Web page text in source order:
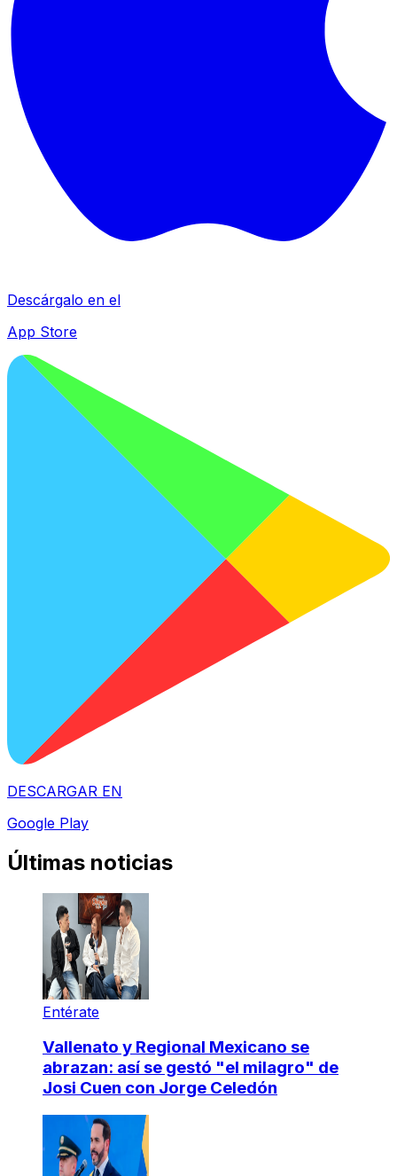
Descárgalo en el
App Store
DESCARGAR EN
Google Play
Últimas noticias
Entérate
Vallenato y Regional Mexicano se
abrazan: así se gestó "el milagro" de
Josi Cuen con Jorge Celedón